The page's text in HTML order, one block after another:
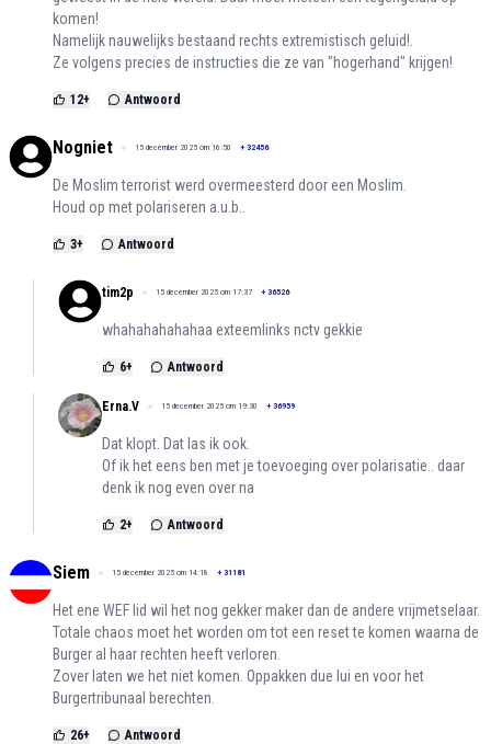
komen!
Namelijk nauwelijks bestaand rechts extremistisch geluid!.
Ze volgens precies de instructies die ze van "hogerhand" krijgen!
12+ Antwoord
Nogniet 15 december 2025 om 16:50 + 32456
De Moslim terrorist werd overmeesterd door een Moslim.
Houd op met polariseren a.u.b..
3+ Antwoord
tim2p 15 december 2025 om 17:37 + 36526
whahahahahahaa exteemlinks nctv gekkie
6+ Antwoord
Erna.V 15 december 2025 om 19:30 + 36959
Dat klopt. Dat las ik ook.
Of ik het eens ben met je toevoeging over polarisatie.. daar
denk ik nog even over na
2+ Antwoord
Siem 15 december 2025 om 14:18 + 31181
Het ene WEF lid wil het nog gekker maker dan de andere vrijmetselaar.
Totale chaos moet het worden om tot een reset te komen waarna de
Burger al haar rechten heeft verloren.
Zover laten we het niet komen. Oppakken due lui en voor het
Burgertribunaal berechten.
26+ Antwoord